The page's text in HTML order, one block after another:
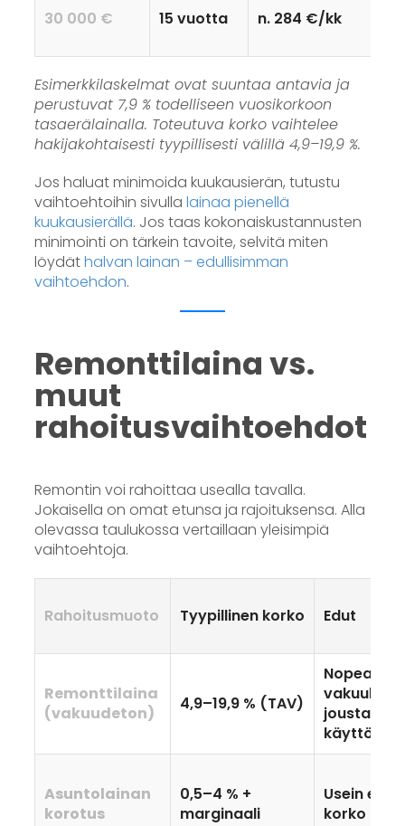
30 000 € 15 vuotta n. 284 €/kk
Esimerkkilaskelmat ovat suuntaa antavia ja
perustuvat 7,9 % todelliseen vuosikorkoon
tasaerälainalla. Toteutuva korko vaihtelee
hakijakohtaisesti tyypillisesti välillä 4,9–19,9 %.
Jos haluat minimoida kuukausierän, tutustu
vaihtoehtoihin sivulla lainaa pienellä
kuukausierällä. Jos taas kokonaiskustannusten
minimointi on tärkein tavoite, selvitä miten
löydäthalvan lainan – edullisimman
vaihtoehdon.
Remonttilaina vs.
muut
rahoitusvaihtoehdot
Remontin voi rahoittaa usealla tavalla.
Jokaisella on omat etunsa ja rajoituksensa. Alla
olevassa taulukossa vertaillaan yleisimpiä
vaihtoehtoja.
Rahoitusmuoto Tyypillinen korko Edut
Remonttilaina
(vakuudeton)
4,9–19,9 % (TAV)
Nopea, ei
vakuuksia,
joustava
Asuntolainan
korotus
0,5–4 % +
marginaali
Usein
korko